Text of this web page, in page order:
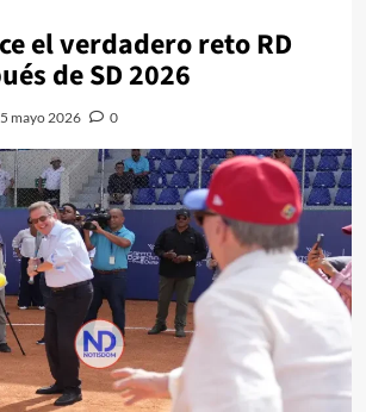
el verdadero reto RD
de SD 2026
mayo 2026 0